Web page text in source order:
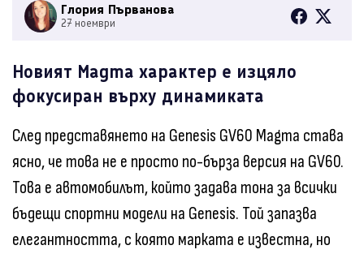
Глория Първанова
27 ноември
Новият Magma характер е изцяло
фокусиран върху динамиката
След представянето на Genesis GV60 Magma става
ясно, че това не е просто по-бърза версия на GV60.
Това е автомобилът, който задава тона за всички
бъдещи спортни модели на Genesis. Той запазва
елегантността, с която марката е известна, но